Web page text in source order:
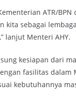
ATR/BPN
kita sebagai
lanjut Menteri AHY.
kesiapan dari
fasilitas dalam
kebutuhannya